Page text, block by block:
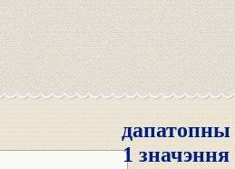
дапатопны
1 значэння